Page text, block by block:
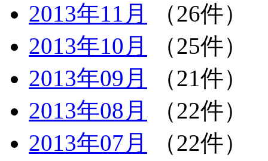
2013年11月
（26件）
2013年10月
（25件）
2013年09月
（21件）
2013年08月
（22件）
2013年07月
（22件）